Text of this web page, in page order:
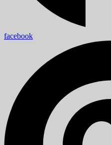
facebook